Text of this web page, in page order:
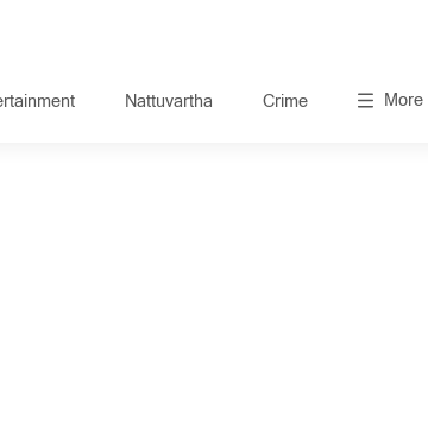
Nattuvartha Crime More